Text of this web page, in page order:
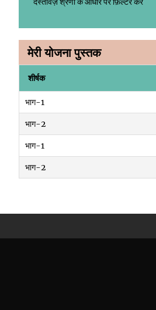
मेरी योजना पुस्तक
शीर्षक
भाग-1
भाग-2
भाग-1
भाग-2